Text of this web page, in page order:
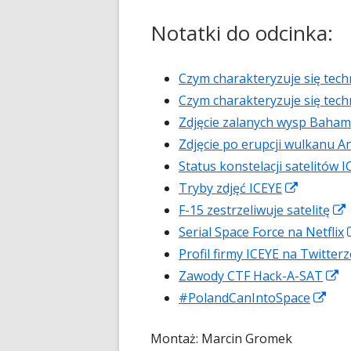
Notatki do odcinka:
Czym charakteryzuje się
Czym charakteryzuje się
Zdjęcie zalanych wysp
Zdjęcie po erupcji wulkanu
Status konstelacji satelitów
Tryby zdjęć ICEYE
otwiera
się
w
nowym
oknie
F-15 zestrzeliwuje satelitę
Serial Space Force na Netflix
Profil firmy ICEYE na
Zawody CTF Hack-A-SAT
#PolandCanIntoSpace
Montaż: Marcin Gromek